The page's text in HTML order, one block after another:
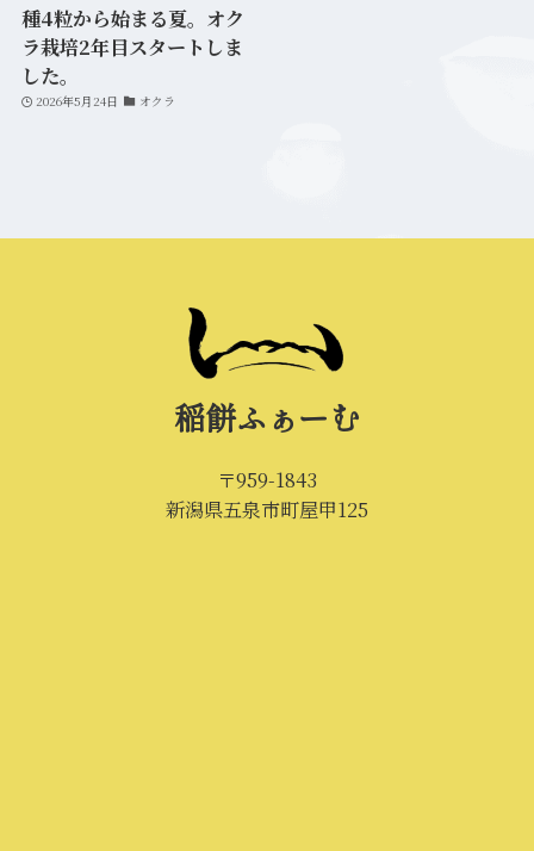
種4粒から始まる夏。オク
ラ栽培2年目スタートしま
した。
2026年5月24日 オクラ
稲餅ふぁーむ
〒959-1843
新潟県五泉市町屋甲125